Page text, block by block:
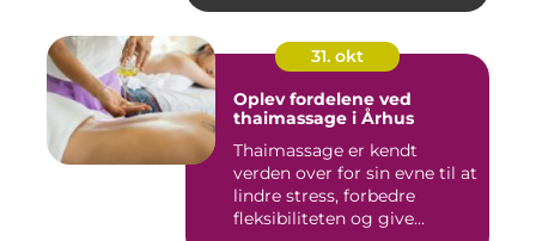
31. okt
Oplev fordelene ved
thaimassage i Århus
Thaimassage er kendt
verden over for sin evne til at
lindre stress, forbedre
fleksibiliteten og give...